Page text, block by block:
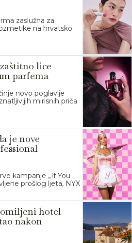
zaslužna za
na hrvatsko
lice
parfema
novo poglavlje
mirisnih priča
je nove
kampanje „If You
prošlog ljeta, NYX
hotel
nakon